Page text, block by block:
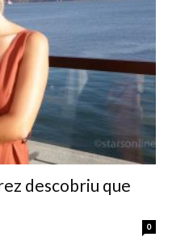
descobriu que
0